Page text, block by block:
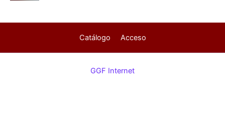
Catálogo Acceso
GGF Internet